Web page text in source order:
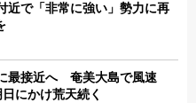
で「非常に強い」勢力に再
最接近へ 奄美大島で風速
にかけ荒天続く